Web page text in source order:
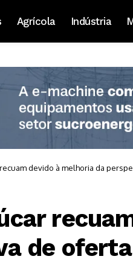
Agrícola Indústria
devido à melhoria da
de